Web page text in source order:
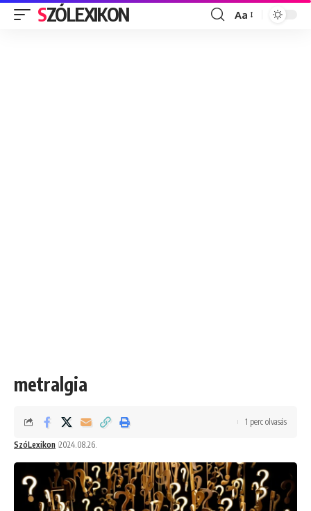
SZÓLEXIKON
Font
Aa
metralgia
SzóLexikon 2024.08.26.
1 perc olvasás